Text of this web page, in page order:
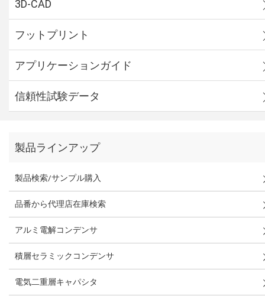
3D-CAD
フットプリント
アプリケーションガイド
信頼性試験データ
製品ラインアップ
製品検索/サンプル購入
品番から代理店在庫検索
アルミ電解コンデンサ
積層セラミックコンデンサ
電気二重層キャパシタ